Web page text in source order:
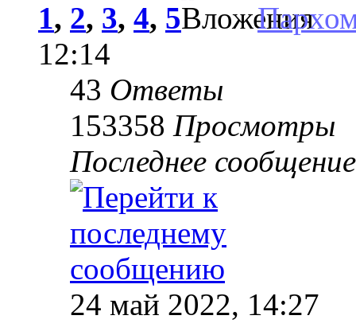
1, 2, 3, 4, 5
12:14
43 Ответы
153358 Просмотры
Последнее
24 май 2022, 14:27